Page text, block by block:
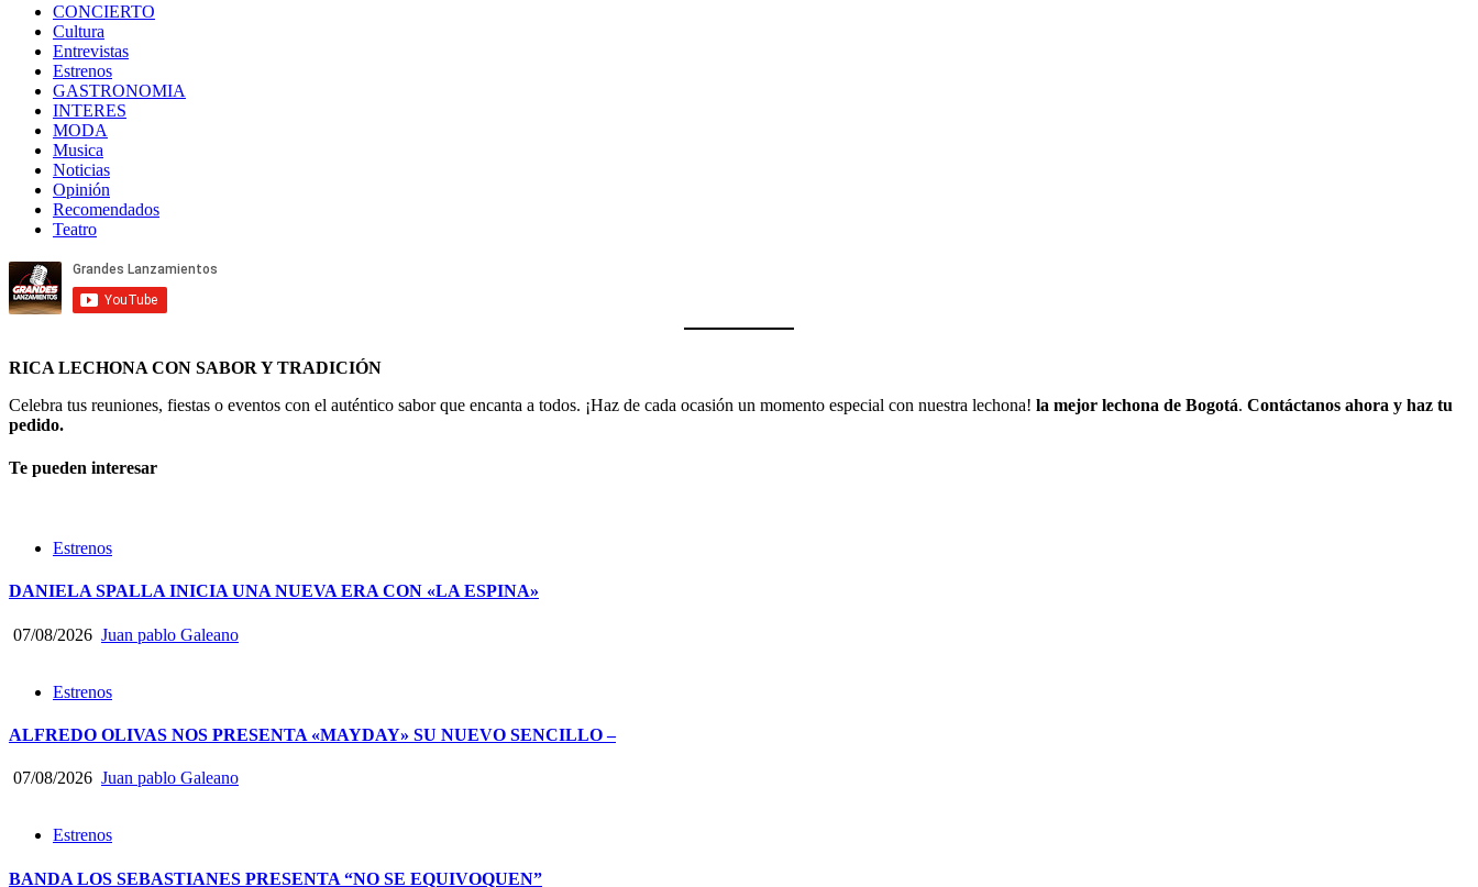
CONCIERTO
Cultura
Entrevistas
Estrenos
GASTRONOMIA
INTERES
MODA
Musica
Noticias
Opinión
Recomendados
Teatro
RICA LECHONA CON SABOR Y TRADICIÓN
Celebra tus reuniones, fiestas o eventos con el auténtico sabor que encanta a todos. ¡Haz de cada ocasión un momento especial con nuestra lechona! la mejor lechona de Bogotá. Contáctanos ahora y haz tu
pedido.
Te pueden interesar
Estrenos
DANIELA SPALLA INICIA UNA NUEVA ERA CON «LA ESPINA»
07/08/2026 Juan pablo Galeano
Estrenos
ALFREDO OLIVAS NOS PRESENTA «MAYDAY» SU NUEVO SENCILLO –
07/08/2026 Juan pablo Galeano
Estrenos
BANDA LOS SEBASTIANES PRESENTA “NO SE EQUIVOQUEN”